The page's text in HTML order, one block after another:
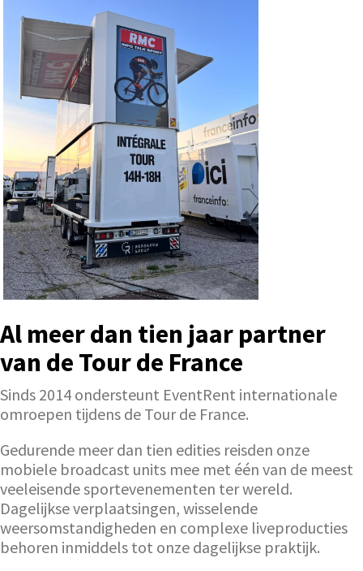
Al meer dan tien jaar partner
van de Tour de France
Sinds 2014 ondersteunt EventRent internationale
omroepen tijdens de Tour de France.
Gedurende meer dan tien edities reisden onze
mobiele broadcast units mee met één van de meest
veeleisende sportevenementen ter wereld.
Dagelijkse verplaatsingen, wisselende
weersomstandigheden en complexe liveproducties
behoren inmiddels tot onze dagelijkse praktijk.